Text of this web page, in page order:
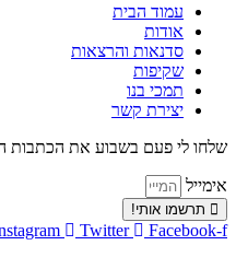
עמוד הבית
אודות
סדנאות והרצאות
שקיפות
תמכי בנו
יצירת קשר
שלחו לי פעם בשבוע את הכתבות
אימייל
תרשמו אותי!
Twitter Facebook-f